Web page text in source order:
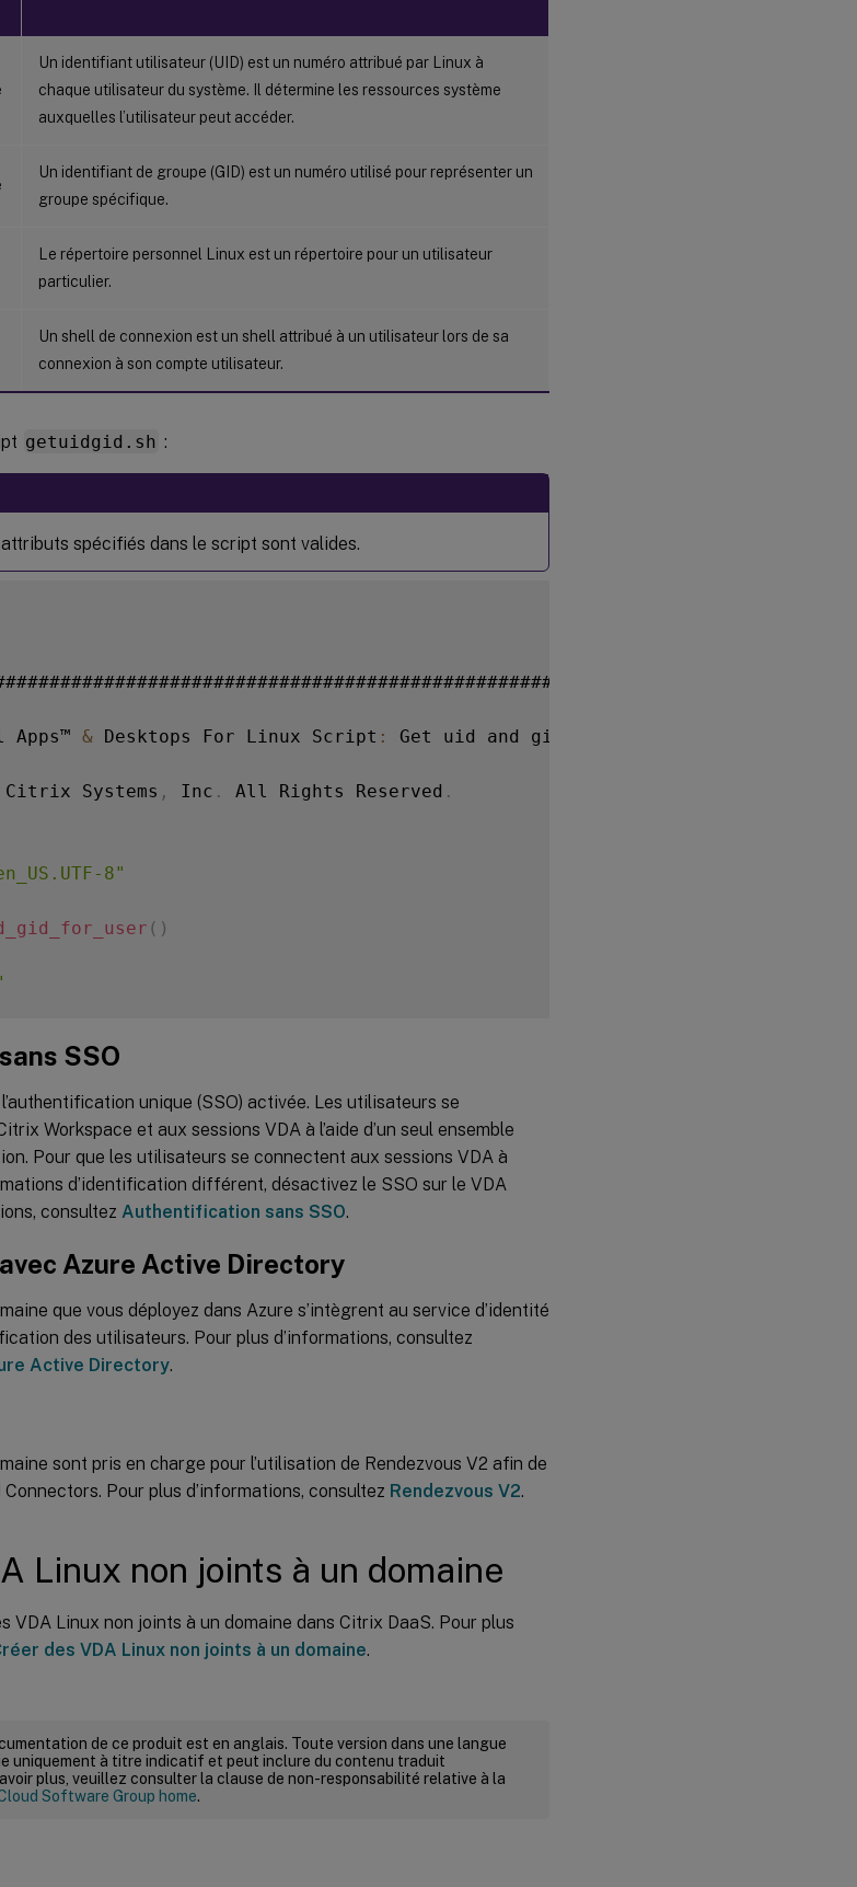
Un identifiant utilisateur (UID) est un numéro attribué par Linux à
chaque utilisateur du système. Il détermine les ressources système
auxquelles l’utilisateur peut accéder.
Un identifiant de groupe (GID) est un numéro utilisé pour représenter un
groupe spécifique.
Le répertoire personnel Linux est un répertoire pour un utilisateur
particulier.
Un shell de connexion est un shell attribué à un utilisateur lors de sa
connexion à son compte utilisateur.
getuidgid.sh :
spécifiés dans le script sont valides.
& Desktops For Linux Script : Get uid and gid
Citrix Systems , Inc . All Rights Reserved .
8"
( )
sh"
$1
SSO
unique (SSO) activée. Les utilisateurs se
Workspace et aux sessions VDA à l’aide d’un seul ensemble
Pour que les utilisateurs se connectent aux sessions VDA à
d’identification différent, désactivez le SSO sur le VDA
consultez Authentification sans SSO.
Azure Active Directory
que vous déployez dans Azure s’intègrent au service d’identité
des utilisateurs. Pour plus d’informations, consultez
Active Directory.
sont pris en charge pour l’utilisation de Rendezvous V2 afin de
Pour plus d’informations, consultez Rendezvous V2.
Linux non joints à un domaine
VDA Linux non joints à un domaine dans Citrix DaaS. Pour plus
des VDA Linux non joints à un domaine.
de ce produit est en anglais. Toute version dans une langue
uniquement à titre indicatif et peut inclure du contenu traduit
plus, veuillez consulter la clause de non-responsabilité relative à la
Software Group home.